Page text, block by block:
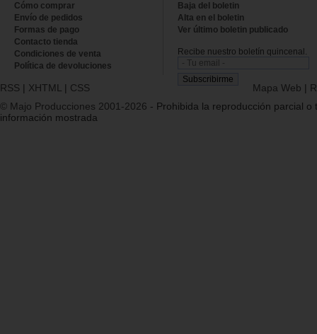
Cómo comprar
Envío de pedidos
Formas de pago
Contacto tienda
Condiciones de venta
Política de devoluciones
Baja del boletin
Alta en el boletin
Ver último boletin publicado
Recibe nuestro boletín quincenal.
RSS | XHTML | CSS Mapa Web |
© Majo Producciones 2001-2026 - Prohibida la reproducción parcial o
información mostrada